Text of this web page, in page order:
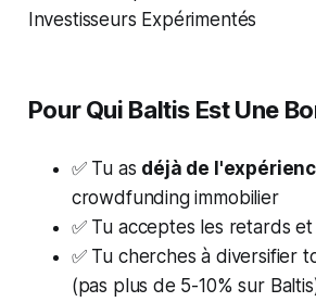
Investisseurs Expérimentés
Pour Qui Baltis Est Une
✅ Tu as déjà de
crowdfunding immobilier
✅ Tu acceptes les retards
✅ Tu cherches à diversifier
(pas plus de 5-10% sur